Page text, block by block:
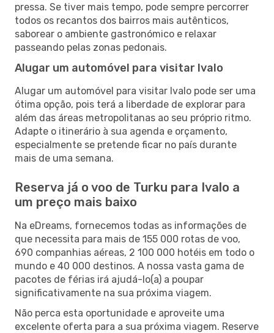
pressa. Se tiver mais tempo, pode sempre percorrer
todos os recantos dos bairros mais autênticos,
saborear o ambiente gastronómico e relaxar
passeando pelas zonas pedonais.
Alugar um automóvel para visitar Ivalo
Alugar um automóvel para visitar Ivalo pode ser uma
ótima opção, pois terá a liberdade de explorar para
além das áreas metropolitanas ao seu próprio ritmo.
Adapte o itinerário à sua agenda e orçamento,
especialmente se pretende ficar no país durante
mais de uma semana.
Reserva já o voo de Turku para Ivalo a
um preço mais baixo
Na eDreams, fornecemos todas as informações de
que necessita para mais de 155 000 rotas de voo,
690 companhias aéreas, 2 100 000 hotéis em todo o
mundo e 40 000 destinos. A nossa vasta gama de
pacotes de férias irá ajudá-lo(a) a poupar
significativamente na sua próxima viagem.
Não perca esta oportunidade e aproveite uma
excelente oferta para a sua próxima viagem. Reserve